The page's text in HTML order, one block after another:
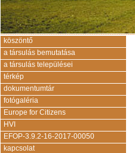
köszöntő
a társulás bemutatása
a társulás települései
térkép
dokumentumtár
fotógaléria
Europe for Citizens
HVI
EFOP-3.9.2-16-2017-00050
kapcsolat